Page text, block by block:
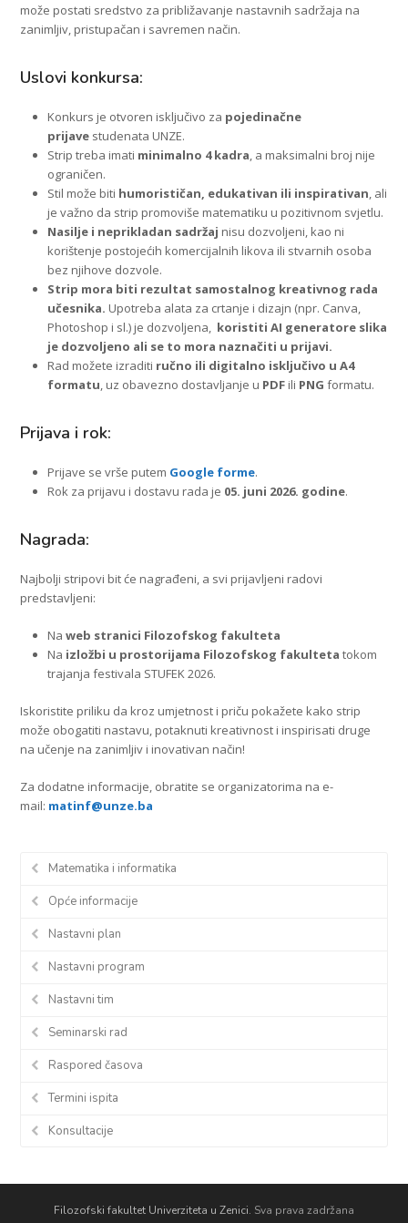
može postati sredstvo za približavanje nastavnih sadržaja na
zanimljiv, pristupačan i savremen način.
Uslovi konkursa:
Konkurs je otvoren isključivo za pojedinačne
prijave studenata UNZE.
Strip treba imati minimalno 4 kadra, a maksimalni broj nije
ograničen.
Stil može biti humorističan, edukativan ili inspirativan, ali
je važno da strip promoviše matematiku u pozitivnom svjetlu.
Nasilje i neprikladan sadržaj nisu dozvoljeni, kao ni
korištenje postojećih komercijalnih likova ili stvarnih osoba
bez njihove dozvole.
Strip mora biti rezultat samostalnog kreativnog rada
učesnika. Upotreba alata za crtanje i dizajn (npr. Canva,
Photoshop i sl.) je dozvoljena, koristiti AI generatore slika
je dozvoljeno ali se to mora naznačiti u prijavi.
Rad možete izraditi ručno ili digitalno isključivo u A4
formatu, uz obavezno dostavljanje u PDF ili PNG formatu.
Prijava i rok:
Prijave se vrše putem Google forme.
Rok za prijavu i dostavu rada je 05. juni 2026. godine.
Nagrada:
Najbolji stripovi bit će nagrađeni, a svi prijavljeni radovi
predstavljeni:
Naweb stranici Filozofskog fakulteta
Na izložbi u prostorijama Filozofskog fakultetatokom
trajanja festivala STUFEK 2026.
Iskoristite priliku da kroz umjetnost i priču pokažete kako strip
može obogatiti nastavu, potaknuti kreativnost i inspirisati druge
na učenje na zanimljiv i inovativan način!
Za dodatne informacije, obratite se organizatorima na e-
mail: matinf@unze.ba
Matematika i informatika
Opće informacije
Nastavni plan
Nastavni program
Nastavni tim
Seminarski rad
Raspored časova
Termini ispita
Konsultacije
Filozofski fakultet Univerziteta u Zenici. Sva prava zadržana